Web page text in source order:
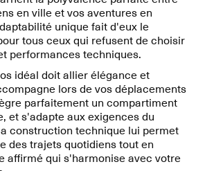
en ville et vos aventures en
unique fait d'eux le
tous ceux qui refusent de choisir
performances techniques.
idéal doit allier élégance et
lors de vos déplacements
parfaitement un compartiment
et s'adapte aux exigences du
construction technique lui permet
des trajets quotidiens tout en
affirmé qui s'harmonise avec votre